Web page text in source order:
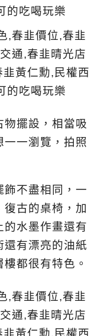
物擺設，相當吸
一一瀏覽，拍照
飾不盡相同，一
古的桌椅，加
的水墨作畫還有
還有漂亮的油紙
都很有特色。